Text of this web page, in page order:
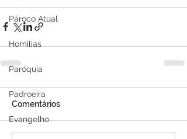
Pároco Atual
Homilias
Paróquia
Padroeira
Evangelho
Comentários